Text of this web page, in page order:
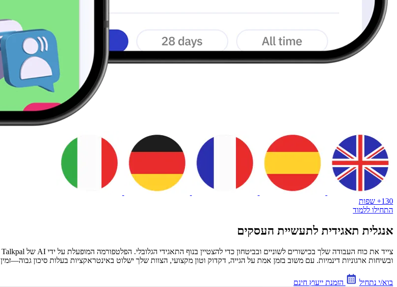
130+ שפות
התחילו ללמוד
אנגלית תאגידית לתעשיית העסקים
ובשיחות ארגוניות דינמיות. עם משוב בזמן אמת על הגייה, דקדוק וטון מקצועי, הצוות שלך ישלוט באינטראקציות בעלות סיכון גבוה—זמין 24/7 כדי להתאים בצורה חלקה ללוחות זמנים תובעניים.
בוא/י נתחיל הזמנת ייעוץ חינם